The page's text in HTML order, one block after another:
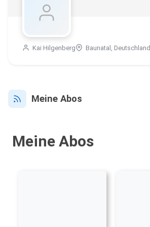
Kai Hilgenberg Baunatal, Deutschland
Meine Abos
Meine Abos